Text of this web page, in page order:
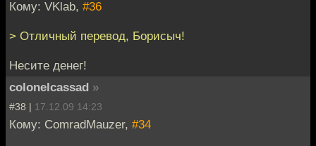
Кому: VKlab, #36
> Отличный перевод, Борисыч!
Несите денег!
colonelcassad »
#38 | 17.12.09 14:23
Кому: ComradMauzer, #34